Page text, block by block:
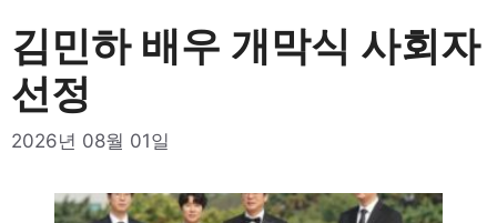
김민하 배우 개막식 사회자
선정
2026년 08월 01일